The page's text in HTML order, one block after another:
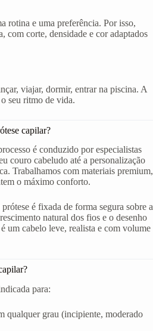
rotina e uma preferência. Por isso,
com corte, densidade e cor adaptados
viajar, dormir, entrar na piscina. A
seu ritmo de vida.
capilar?
é conduzido por especialistas
couro cabeludo até a personalização
Trabalhamos com materiais premium,
o máximo conforto.
é fixada de forma segura sobre a
natural dos fios e o desenho
um cabelo leve, realista e com volume
para:
qualquer grau (incipiente, moderado